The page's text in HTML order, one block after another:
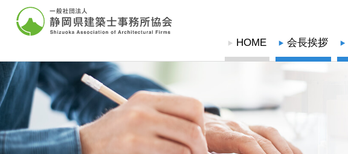
グローバルナビ
HOME 会長挨拶
協会概要
協会概要
建築士事務所とは
業務の流れ
建築相談窓口
定期無料建築相談会
苦情解決相談依頼
協会概要
協会概要
建築士事務所とは
業務の流れ
建築士事務所登録関係
建築士事務所登録関係
登録の申請（新規・更新）
登録変更の届出